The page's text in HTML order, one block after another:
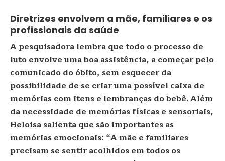
Diretrizes envolvem a mãe, familiares e os
profissionais da saúde
A pesquisadora lembra que todo o processo de
luto envolve uma boa assistência, a começar pelo
comunicado do óbito, sem esquecer da
possibilidade de se criar uma possível caixa de
memórias com itens e lembranças do bebê. Além
da necessidade de memórias físicas e sensoriais,
Heloisa salienta que são importantes as
memórias emocionais: “A mãe e familiares
precisam se sentir acolhidos em todos os